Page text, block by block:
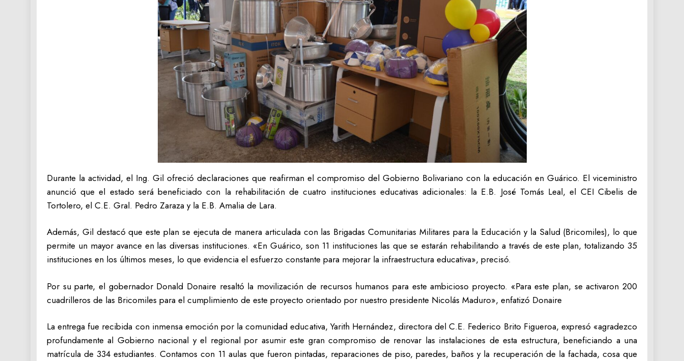
‎Durante la actividad, el Ing. Gil ofreció declaraciones que reafirman el compromiso del Gobierno Bolivariano con la educación en Guárico. El viceministro
anunció que el estado será beneficiado con la rehabilitación de cuatro instituciones educativas adicionales: la E.B. José Tomás Leal, el CEI Cibelis de
Tortolero, el C.E. Gral. Pedro Zaraza y la E.B. Amalia de Lara.
‎Además, Gil destacó que este plan se ejecuta de manera articulada con las Brigadas Comunitarias Militares para la Educación y la Salud (Bricomiles), lo que
permite un mayor avance en las diversas instituciones. «En Guárico, son 11 instituciones las que se estarán rehabilitando a través de este plan, totalizando 35
instituciones en los últimos meses, lo que evidencia el esfuerzo constante para mejorar la infraestructura educativa», precisó.
‎Por su parte, el gobernador Donald Donaire resaltó la movilización de recursos humanos para este ambicioso proyecto. «Para este plan, se activaron 200
cuadrilleros de las Bricomiles para el cumplimiento de este proyecto orientado por nuestro presidente Nicolás Maduro», enfatizó Donaire
‎La entrega fue recibida con inmensa emoción por la comunidad educativa, Yarith Hernández, directora del C.E. Federico Brito Figueroa, expresó «agradezco
profundamente al Gobierno nacional y el regional por asumir este gran compromiso de renovar las instalaciones de esta estructura, beneficiando a una
matrícula de 334 estudiantes. Contamos con 11 aulas que fueron pintadas, reparaciones de piso, paredes, baños y la recuperación de la fachada, cosa que